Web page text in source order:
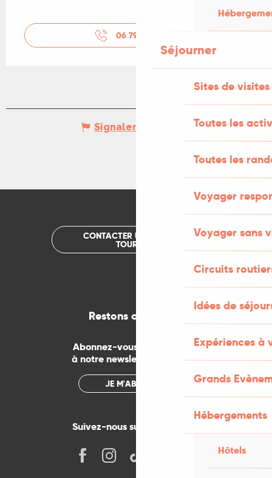
Séjourner
Sites de visites
Toutes les
Toutes les
Voyager
Voyager sans
Circuits
Idées de
Expériences à
Grands
Hébergements
Hôtels
06 79 75 36
Signaler une erreur
CONTACTER UN OFFICE DE
TOURISME
Restons connectés
Abonnez-vous gratuitement
à notre newsletter mensuelle
JE M'ABONNE
Suivez-nous sur les réseaux !